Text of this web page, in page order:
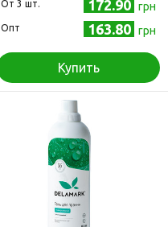
Oт 3 шт. 172.90 грн
Опт 163.80 грн
Купить